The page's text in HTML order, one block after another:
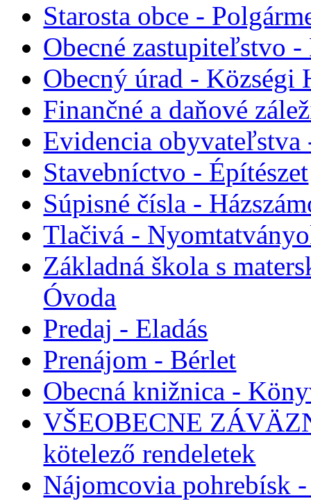
Starosta obce -
Obecné zastupiteľstvo
Obecný úrad - Községi
Finančné a daňové
Evidencia obyvateľstva
Stavebníctvo - Építészet
Súpisné čísla -
Tlačivá -
Základná škola s
Óvoda
Predaj - Eladás
Prenájom - Bérlet
Obecná knižnica -
VŠEOBECNE
kötelező rendeletek
Nájomcovia pohrebísk